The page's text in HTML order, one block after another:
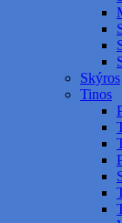
Skýros
Tinos